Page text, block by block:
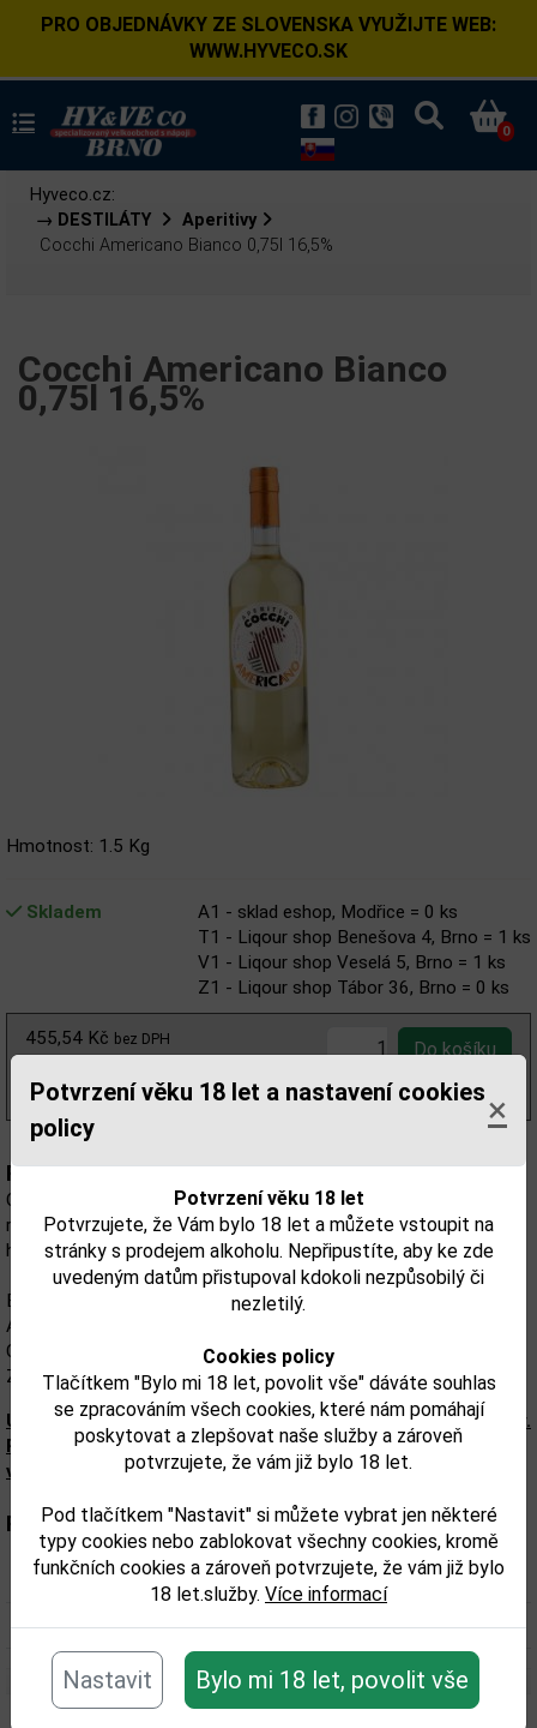
Potvrzení věku 18 let a nastavení cookies
policy
×
Potvrzení věku 18 let
Potvrzujete, že Vám bylo 18 let a můžete vstoupit na
stránky s prodejem alkoholu. Nepřipustíte, aby ke zde
uvedeným datům přistupoval kdokoli nezpůsobilý či
nezletilý.
Cookies policy
Tlačítkem "Bylo mi 18 let, povolit vše" dáváte souhlas
se zpracováním všech cookies, které nám pomáhají
poskytovat a zlepšovat naše služby a zároveň
potvrzujete, že vám již bylo 18 let.
Pod tlačítkem "Nastavit" si můžete vybrat jen některé
typy cookies nebo zablokovat všechny cookies, kromě
funkčních cookies a zároveň potvrzujete, že vám již bylo
18 let.služby. Více informací
Nastavit Bylo mi 18 let, povolit vše
PRO OBJEDNÁVKY ZE SLOVENSKA VYUŽIJTE WEB:
WWW.HYVECO.SK
0
Hyveco.cz:
→ DESTILÁTY
Aperitivy
Cocchi Americano Bianco 0,75l 16,5%
Cocchi Americano Bianco
0,75l 16,5%
Hmotnost: 1.5 Kg
Skladem
A1 - sklad eshop, Modřice = 0 ks
T1 - Liqour shop Benešova 4, Brno = 1 ks
V1 - Liqour shop Veselá 5, Brno = 1 ks
Z1 - Liqour shop Tábor 36, Brno = 0 ks
455,54 Kč bez DPH
(735,00 Kč/l)
Popis:
Cocchi Aperitivo Americano se vyrábí v severozápadní Itálii v
regionu Asti. Hlavními ingrediencemi pelyněk, hořec a květy
hořkého pomerančovníku.
Barva: světle žlutá.
Aroma: kořenité, svěží, tóny citrusů, koření.
Chuť: plná, svěží, nakyslá, tóny hořkých pomerančů, bylinky, koření.
Závěr: dlouhotrvající.
Upozorňujeme, že tento produkt může obsahovat alergeny.
Přesné složení a alergeny jsou k dispozici na obalu
výrobku. Zkontrolujte prosím před konzumací.
Parametry:
Obsah alkoholu obj. %: 16,5
Objem obalu (L): 0,75